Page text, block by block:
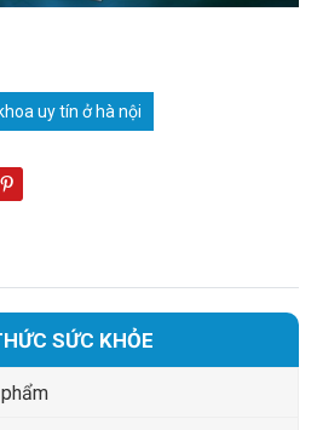
SỨC KHỎE
uy tín ở hà nội